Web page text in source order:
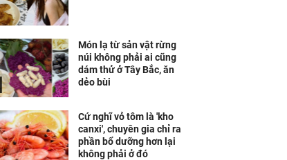
Món lạ từ sản vật rừng
núi không phải ai cũng
dám thử ở Tây Bắc, ăn
dẻo bùi
Cứ nghĩ vỏ tôm là 'kho
canxi', chuyên gia chỉ ra
phần bổ dưỡng hơn lại
không phải ở đó